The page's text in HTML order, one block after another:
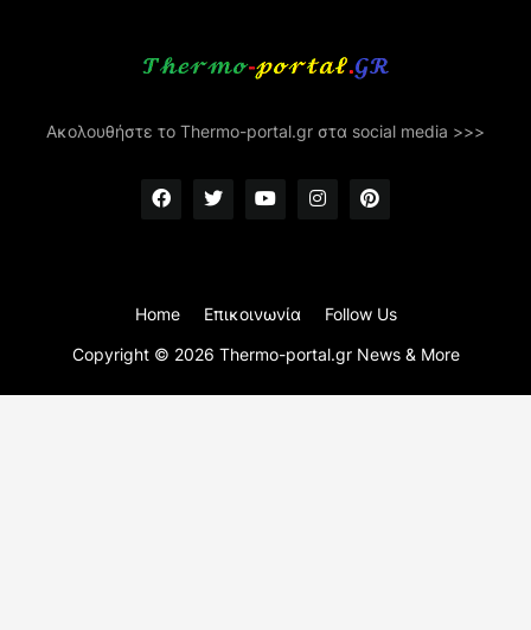
Ακολουθήστε το Thermo-portal.gr στα social media >>>
Copyright © 2026 Thermo-portal.gr News & More
Home Επικοινωνία Follow Us